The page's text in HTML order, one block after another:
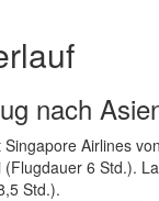
nach
Airlines
(Flugdauer 6 Std.).
Std.).